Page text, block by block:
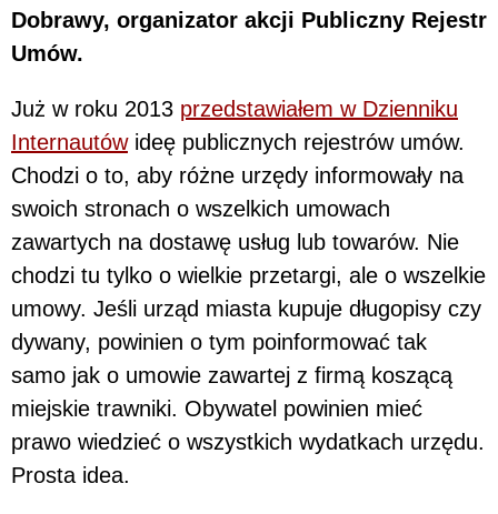
Dobrawy, organizator akcji Publiczny Rejestr
Umów.
Już w roku 2013 przedstawiałem w Dzienniku
Internautówideę publicznych rejestrów umów.
Chodzi o to, aby różne urzędy informowały na
swoich stronach o wszelkich umowach
zawartych na dostawę usług lub towarów. Nie
chodzi tu tylko o wielkie przetargi, ale o wszelkie
umowy. Jeśli urząd miasta kupuje długopisy czy
dywany, powinien o tym poinformować tak
samo jak o umowie zawartej z firmą koszącą
miejskie trawniki. Obywatel powinien mieć
prawo wiedzieć o wszystkich wydatkach urzędu.
Prosta idea.